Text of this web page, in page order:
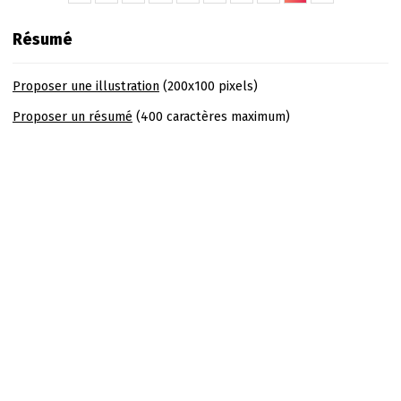
Résumé
Proposer une illustration(200x100 pixels)
Proposer un résumé (400 caractères maximum)